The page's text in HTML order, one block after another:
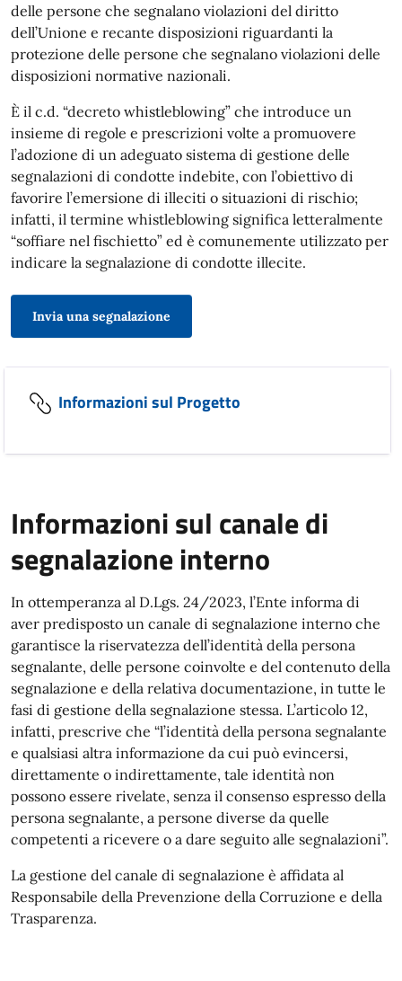
delle persone che segnalano violazioni del diritto
dell’Unione e recante disposizioni riguardanti la
protezione delle persone che segnalano violazioni delle
disposizioni normative nazionali.
È il c.d. “decreto whistleblowing” che introduce un
insieme di regole e prescrizioni volte a promuovere
l’adozione di un adeguato sistema di gestione delle
segnalazioni di condotte indebite, con l’obiettivo di
favorire l’emersione di illeciti o situazioni di rischio;
infatti, il termine whistleblowing significa letteralmente
“soffiare nel fischietto” ed è comunemente utilizzato per
indicare la segnalazione di condotte illecite.
Invia una segnalazione
Informazioni sul Progetto
Informazioni sul canale di
segnalazione interno
In ottemperanza al D.Lgs. 24/2023, l’Ente informa di
aver predisposto un canale di segnalazione interno che
garantisce la riservatezza dell’identità della persona
segnalante, delle persone coinvolte e del contenuto della
segnalazione e della relativa documentazione, in tutte le
fasi di gestione della segnalazione stessa. L’articolo 12,
infatti, prescrive che “l’identità della persona segnalante
e qualsiasi altra informazione da cui può evincersi,
direttamente o indirettamente, tale identità non
possono essere rivelate, senza il consenso espresso della
persona segnalante, a persone diverse da quelle
competenti a ricevere o a dare seguito alle segnalazioni”.
La gestione del canale di segnalazione è affidata al
Responsabile della Prevenzione della Corruzione e della
Trasparenza.